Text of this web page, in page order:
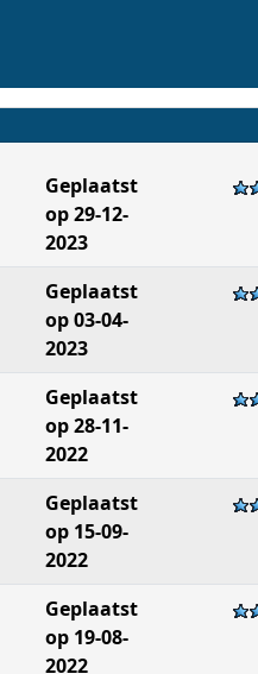
Geplaatst
op 29-12-
2023
Geplaatst
op 03-04-
2023
Geplaatst
op 28-11-
2022
Geplaatst
op 15-09-
2022
Geplaatst
op 19-08-
2022